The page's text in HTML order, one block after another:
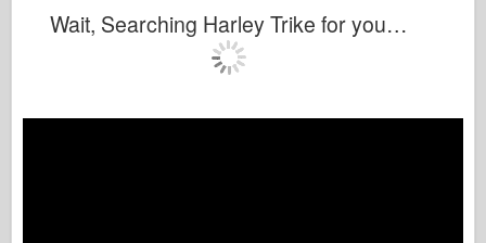
Wait, Searching Harley Trike for you…